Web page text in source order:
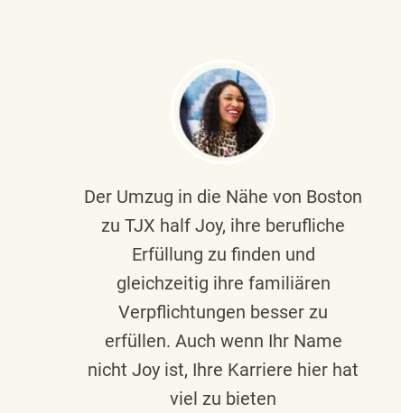
Der Umzug in die Nähe von Boston
zu TJX half Joy, ihre berufliche
Erfüllung zu finden und
gleichzeitig ihre familiären
Verpflichtungen besser zu
erfüllen. Auch wenn Ihr Name
nicht Joy ist, Ihre Karriere hier hat
viel zu bieten